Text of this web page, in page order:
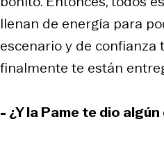
llenan de energía para
escenario y de confianza
finalmente te están
- ¿Y la Pame te dio